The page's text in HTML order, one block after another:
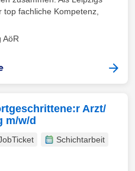
fachliche Kompetenz,
AöR
Arzt/
m/w/d
Schichtarbeit